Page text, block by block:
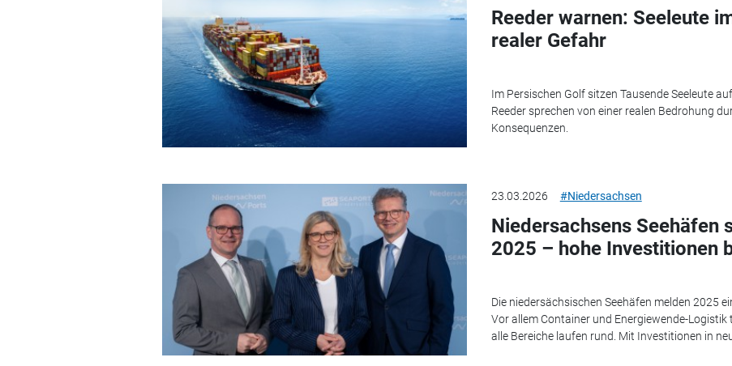
Reeder warnen: Seeleute
realer Gefahr
Im Persischen Golf sitzen Tausende Seeleute
Reeder sprechen von einer realen Bedrohung
Konsequenzen.
23.03.2026 #Niedersachsen
Niedersachsens Seehäfen
2025 – hohe Investitionen
Die niedersächsischen Seehäfen melden 2025
Vor allem Container und Energiewende-
alle Bereiche laufen rund. Mit Investitionen in